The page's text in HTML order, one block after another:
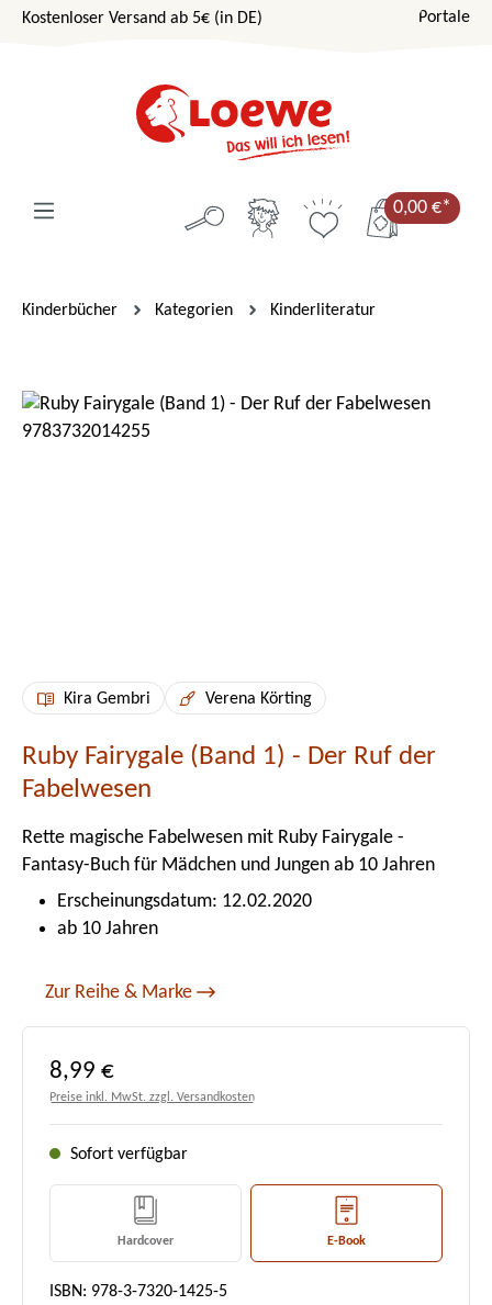
Zum Hauptinhalt springen
Kostenloser Versand ab 5€ (in DE) Portale
0,00 €*
Kinderbücher Kategorien Kinderliteratur
Bildergalerie überspringen
Kira Gembri Verena Körting
Ruby Fairygale (Band 1) - Der Ruf der
Fabelwesen
Rette magische Fabelwesen mit Ruby Fairygale -
Fantasy-Buch für Mädchen und Jungen ab 10 Jahren
Erscheinungsdatum: 12.02.2020
ab 10 Jahren
Zur Reihe & Marke
Regulärer Preis:
8,99 €
Preise inkl. MwSt. zzgl. Versandkosten
Sofort verfügbar
Hardcover E-Book
ISBN: 978-3-7320-1425-5